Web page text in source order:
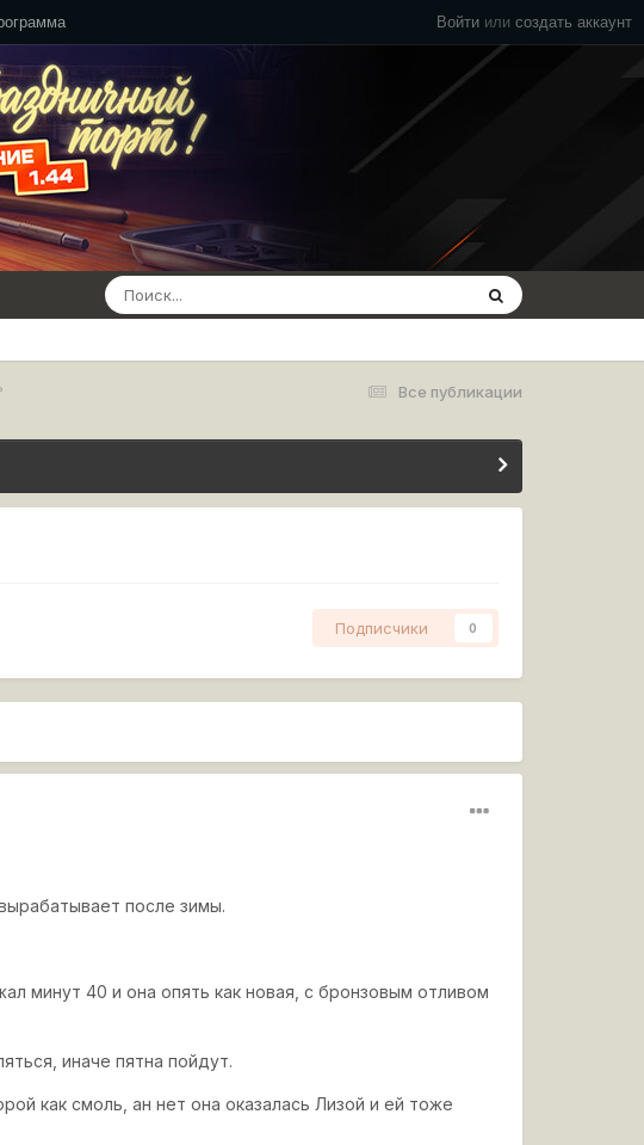
Войти или создать аккаунт
Все публикации
Подписчики 0
после зимы.
минут 40 и она опять как новая, с бронзовым отливом
иначе пятна пойдут.
как смоль, ан нет она оказалась Лизой и ей тоже